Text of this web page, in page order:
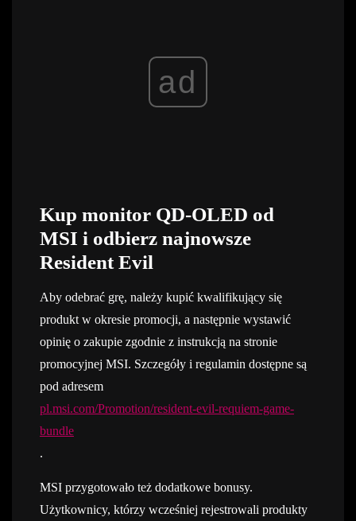
ad
Kup monitor QD-OLED od
MSI i odbierz najnowsze
Resident Evil
Aby odebrać grę, należy kupić kwalifikujący się
produkt w okresie promocji, a następnie wystawić
opinię o zakupie zgodnie z instrukcją na stronie
promocyjnej MSI. Szczegóły i regulamin dostępne są
pod adresem
pl.msi.com/Promotion/resident-evil-requiem-game-
bundle
.
MSI przygotowało też dodatkowe bonusy.
Użytkownicy, którzy wcześniej rejestrowali produkty